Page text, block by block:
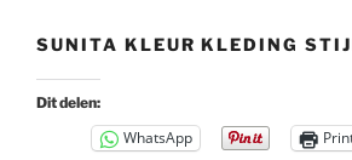
SUNITA KLEUR KLEDING
Dit delen:
WhatsApp